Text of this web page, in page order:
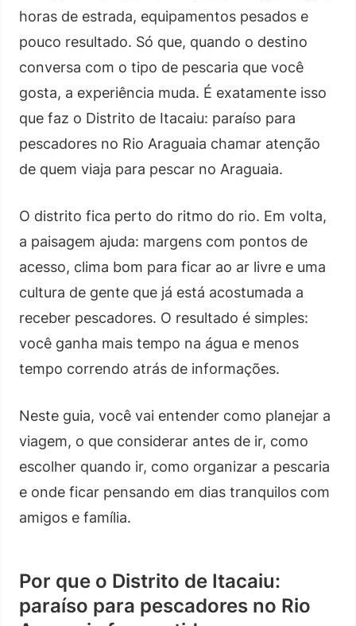
horas de estrada, equipamentos pesados e
pouco resultado. Só que, quando o destino
conversa com o tipo de pescaria que você
gosta, a experiência muda. É exatamente isso
que faz o Distrito de Itacaiu: paraíso para
pescadores no Rio Araguaia chamar atenção
de quem viaja para pescar no Araguaia.
O distrito fica perto do ritmo do rio. Em volta,
a paisagem ajuda: margens com pontos de
acesso, clima bom para ficar ao ar livre e uma
cultura de gente que já está acostumada a
receber pescadores. O resultado é simples:
você ganha mais tempo na água e menos
tempo correndo atrás de informações.
Neste guia, você vai entender como planejar a
viagem, o que considerar antes de ir, como
escolher quando ir, como organizar a pescaria
e onde ficar pensando em dias tranquilos com
amigos e família.
Por que o Distrito de Itacaiu:
paraíso para pescadores no Rio